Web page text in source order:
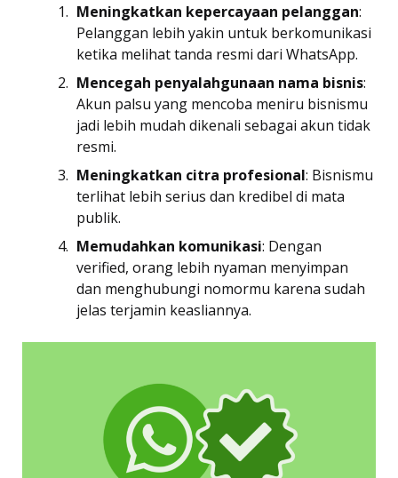
Meningkatkan kepercayaan pelanggan:
Pelanggan lebih yakin untuk berkomunikasi
ketika melihat tanda resmi dari WhatsApp.
Mencegah penyalahgunaan nama bisnis:
Akun palsu yang mencoba meniru bisnismu
jadi lebih mudah dikenali sebagai akun tidak
resmi.
Meningkatkan citra profesional: Bisnismu
terlihat lebih serius dan kredibel di mata
publik.
Memudahkan komunikasi: Dengan
verified, orang lebih nyaman menyimpan
dan menghubungi nomormu karena sudah
jelas terjamin keasliannya.